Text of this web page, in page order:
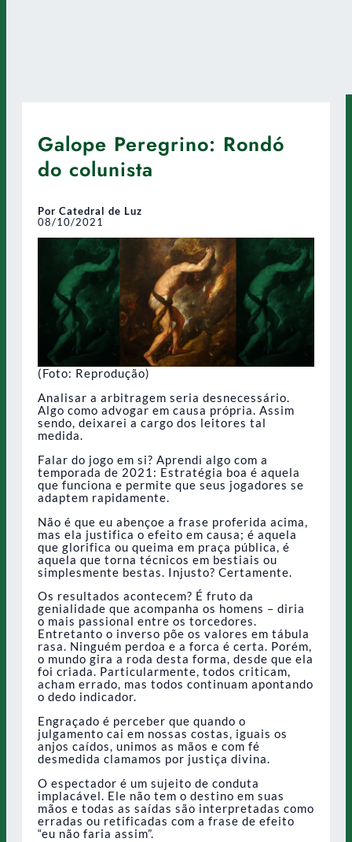
Galope Peregrino: Rondó
do colunista
Por Catedral de Luz
08/10/2021
(Foto: Reprodução)
Analisar a arbitragem seria desnecessário.
Algo como advogar em causa própria. Assim
sendo, deixarei a cargo dos leitores tal
medida.
Falar do jogo em si? Aprendi algo com a
temporada de 2021: Estratégia boa é aquela
que funciona e permite que seus jogadores se
adaptem rapidamente.
Não é que eu abençoe a frase proferida acima,
mas ela justifica o efeito em causa; é aquela
que glorifica ou queima em praça pública, é
aquela que torna técnicos em bestiais ou
simplesmente bestas. Injusto? Certamente.
Os resultados acontecem? É fruto da
genialidade que acompanha os homens – diria
o mais passional entre os torcedores.
Entretanto o inverso põe os valores em tábula
rasa. Ninguém perdoa e a forca é certa. Porém,
o mundo gira a roda desta forma, desde que ela
foi criada. Particularmente, todos criticam,
acham errado, mas todos continuam apontando
o dedo indicador.
Engraçado é perceber que quando o
julgamento cai em nossas costas, iguais os
anjos caídos, unimos as mãos e com fé
desmedida clamamos por justiça divina.
O espectador é um sujeito de conduta
implacável. Ele não tem o destino em suas
mãos e todas as saídas são interpretadas como
erradas ou retificadas com a frase de efeito
“eu não faria assim”.